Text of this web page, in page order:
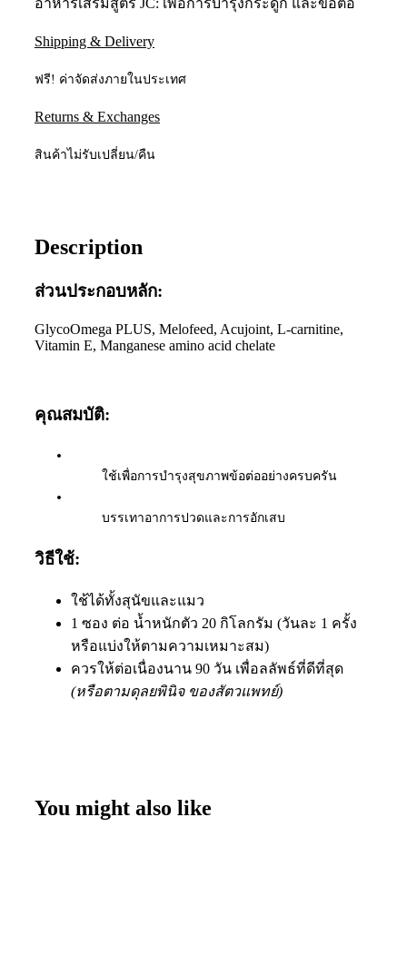
อาหารเสริมสูตร JC: เพื่อการบำรุงกระดูก และข้อต่อ
Shipping & Delivery
ฟรี! ค่าจัดส่งภายในประเทศ
Returns & Exchanges
สินค้าไม่รับเปลี่ยน/คืน
Description
ส่วนประกอบหลัก:
GlycoOmega PLUS, Melofeed, Acujoint, L-carnitine,
Vitamin E, Manganese amino acid chelate
คุณสมบัติ:
ใช้เพื่อการบำรุงสุขภาพข้อต่ออย่างครบครัน
บรรเทาอาการปวดและการอักเสบ
วิธีใช้:
ใช้ได้ทั้งสุนัขและแมว
1 ซอง ต่อ น้ำหนักตัว 20 กิโลกรัม (วันละ 1 ครั้ง
หรือแบ่งให้ตามความเหมาะสม)
ควรให้ต่อเนื่องนาน 90 วัน เพื่อลลัพธ์ที่ดีที่สุด
(หรือตามดุลยพินิจ ของสัตวแพทย์)
You might also like